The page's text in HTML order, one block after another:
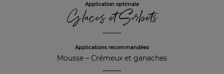
Application optimale
Glaces et Sorbets
Applications recommandées
Mousse– Crémeux et ganaches